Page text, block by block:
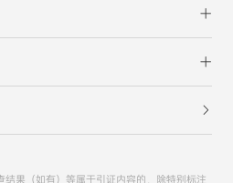
果（如有）等属于引证内容的，除特别标注